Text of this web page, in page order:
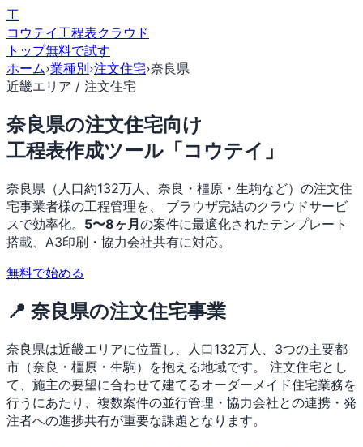
工
コウテイ工程表クラウド
トップ無料で試す
ホーム›業種別›注文住宅›奈良県
近畿エリア / 注文住宅
奈良県の注文住宅向け
工程表作成ツール「コウテイ」
奈良県（人口約132万人、奈良・橿原・生駒など）の注文住
宅事業者様の工程管理を、 ブラウザ完結のクラウドサービ
スで効率化。 5〜8ヶ月の案件に最適化されたテンプレート
搭載、A3印刷・協力会社共有に対応。
無料で始める
📍 奈良県の注文住宅事業
奈良県は近畿エリアに位置し、人口132万人、3つの主要都
市（奈良・橿原・生駒）を抱える地域です。 注文住宅とし
て、施主の要望に合わせて建てるオーダーメイド住宅業務を
行うにあたり、複数案件の並行管理・協力会社との連携・発
注者への進捗共有が重要な課題となります。